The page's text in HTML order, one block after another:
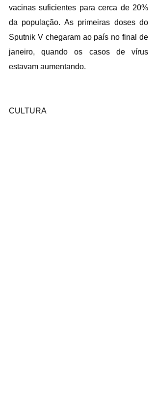
vacinas suficientes para cerca de 20%
da população. As primeiras doses do
Sputnik V chegaram ao país no final de
janeiro, quando os casos de vírus
estavam aumentando.
CULTURA